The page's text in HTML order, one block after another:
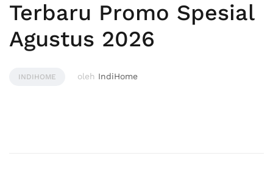
Terbaru Promo Spesial
Agustus 2026
INDIHOME oleh IndiHome